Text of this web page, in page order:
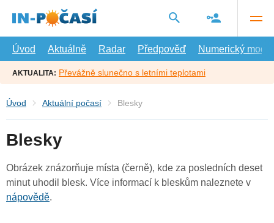
hlavní
Úvod
Aktuálně Radar Předpověď Numerický model
AKTUALITA: Převážně slunečno s letními teplotami
Úvod Aktuální počasí Blesky
Blesky
Obrázek znázorňuje místa (černě), kde za posledních deset
minut uhodil blesk. Více informací k bleskům naleznete v
nápovědě.